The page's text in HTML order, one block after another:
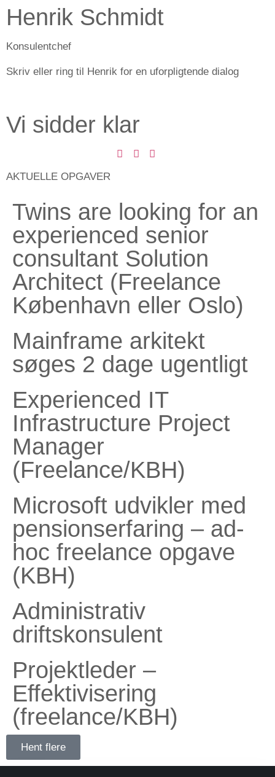
Henrik Schmidt
Konsulentchef
Skriv eller ring til Henrik for en uforpligtende dialog
Vi sidder klar
AKTUELLE OPGAVER
Twins are looking for an
experienced senior
consultant Solution
Architect (Freelance
København eller Oslo)
Mainframe arkitekt
søges 2 dage ugentligt
Experienced IT
Infrastructure Project
Manager
(Freelance/KBH)
Microsoft udvikler med
pensionserfaring – ad-
hoc freelance opgave
(KBH)
Administrativ
driftskonsulent
Projektleder –
Effektivisering
(freelance/KBH)
Hent flere